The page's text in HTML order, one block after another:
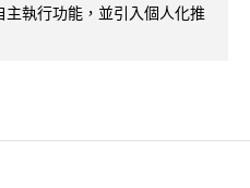
執行功能，並引入個人化推